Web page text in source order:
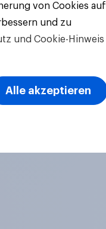
von Cookies auf
und zu
und Cookie-Hinweis
Alle akzeptieren